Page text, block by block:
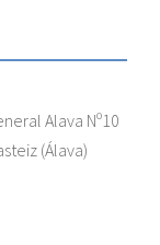
Alava Nº10
(Álava)